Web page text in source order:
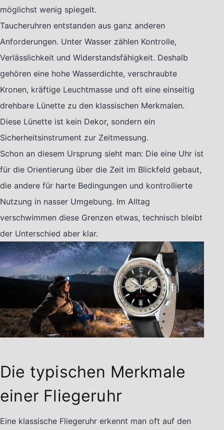
möglichst wenig spiegelt.
Taucheruhren entstanden aus ganz anderen
Anforderungen. Unter Wasser zählen Kontrolle,
Verlässlichkeit und Widerstandsfähigkeit. Deshalb
gehören eine hohe Wasserdichte, verschraubte
Kronen, kräftige Leuchtmasse und oft eine einseitig
drehbare Lünette zu den klassischen Merkmalen.
Diese Lünette ist kein Dekor, sondern ein
Sicherheitsinstrument zur Zeitmessung.
Schon an diesem Ursprung sieht man: Die eine Uhr ist
für die Orientierung über die Zeit im Blickfeld gebaut,
die andere für harte Bedingungen und kontrollierte
Nutzung in nasser Umgebung. Im Alltag
verschwimmen diese Grenzen etwas, technisch bleibt
der Unterschied aber klar.
Die typischen Merkmale
einer Fliegeruhr
Eine klassische Fliegeruhr erkennt man oft auf den